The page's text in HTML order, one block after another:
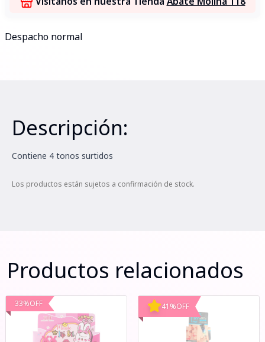
Despacho normal
Descripción:
Contiene 4 tonos surtidos
Los productos están sujetos a confirmación de stock.
Productos relacionados
33%OFF 41 %OFF